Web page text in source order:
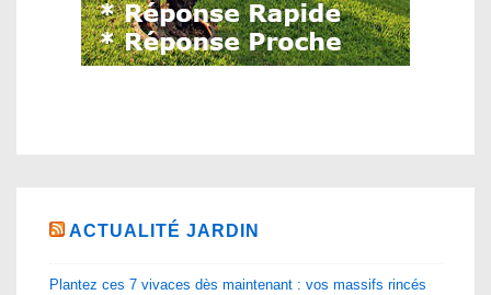
ACTUALITÉ JARDIN
Plantez ces 7 vivaces dès maintenant : vos massifs rincés